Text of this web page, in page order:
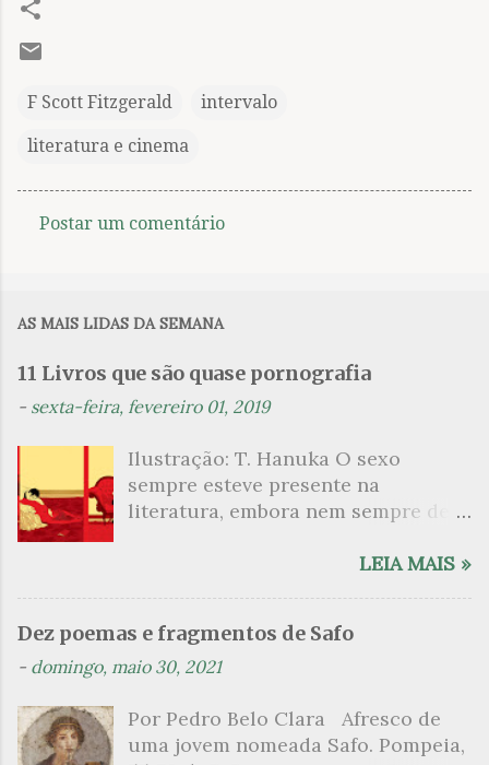
F Scott Fitzgerald intervalo
literatura e cinema
n
t
i
o
Postar um comentário
AS MAIS LIDAS DA SEMANA
11 Livros que são quase pornografia
- sexta-feira, fevereiro 01, 2019
Ilustração: T. Hanuka O sexo
sempre esteve presente na
literatura, embora nem sempre de
que mergulharam em sua própria
psicanalítico e findaram por revelar
a partir dessa intimidade o lado
apresenta um conjunto de livros
nos quais os escritores se
LEIA MAIS »
Dez poemas e fragmentos de Safo
- domingo, maio 30, 2021
Por Pedro Belo Clara Afresco de
uma jovem nomeada Safo. Pompeia,